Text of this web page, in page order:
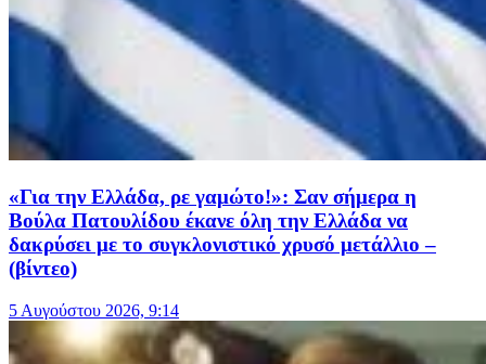
«Για την Ελλάδα, ρε γαμώτο!»: Σαν σήμερα η
Βούλα Πατουλίδου έκανε όλη την Ελλάδα να
δακρύσει με το συγκλονιστικό χρυσό μετάλλιο –
(βίντεο)
5 Αυγούστου 2026, 9:14